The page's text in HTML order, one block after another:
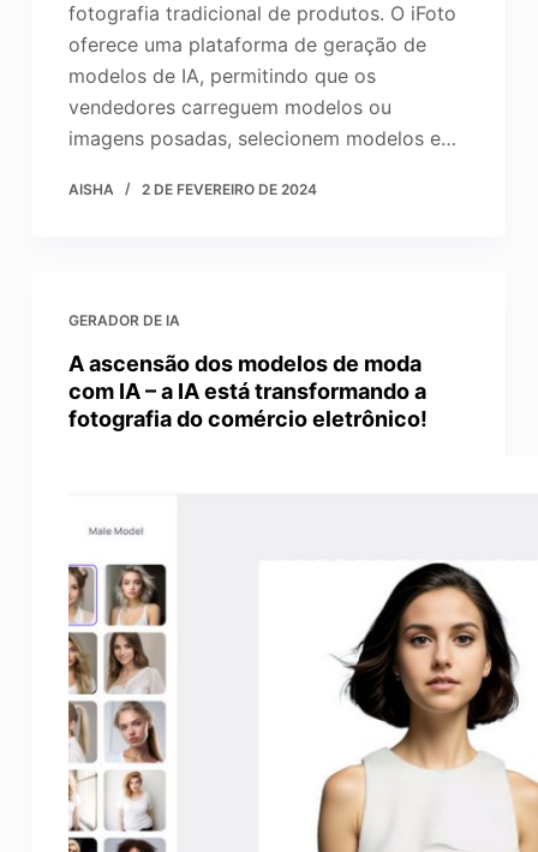
fotografia tradicional de produtos. O iFoto
oferece uma plataforma de geração de
modelos de IA, permitindo que os
vendedores carreguem modelos ou
imagens posadas, selecionem modelos e…
AISHA 2 DE FEVEREIRO DE 2024
GERADOR DE IA
A ascensão dos modelos de moda
com IA – a IA está transformando a
fotografia do comércio eletrônico!